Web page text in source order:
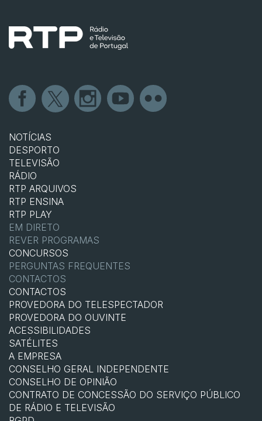
NOTÍCIAS
DESPORTO
TELEVISÃO
RÁDIO
RTP ARQUIVOS
RTP ENSINA
RTP PLAY
EM DIRETO
REVER PROGRAMAS
CONCURSOS
PERGUNTAS FREQUENTES
CONTACTOS
CONTACTOS
PROVEDORA DO TELESPECTADOR
PROVEDORA DO OUVINTE
ACESSIBILIDADES
SATÉLITES
A EMPRESA
CONSELHO GERAL INDEPENDENTE
CONSELHO DE OPINIÃO
CONTRATO DE CONCESSÃO DO SERVIÇO PÚBLICO
DE RÁDIO E TELEVISÃO